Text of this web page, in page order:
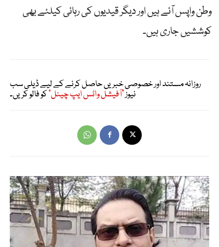
وطن واپس آئے ہیں اور دیگر قیدیوں کی رہائی کیلئے بھی
کوششیں جاری ہیں۔
روزانہ مستند اور خصوصی خبریں حاصل کرنے کے لیے ڈیلی سب
نیوز"آفیشل واٹس ایپ چینل"کو فالو کریں۔